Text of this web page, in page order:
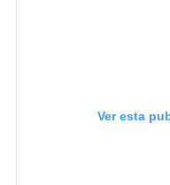
Ver esta